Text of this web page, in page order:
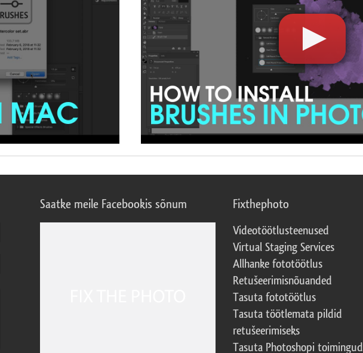
Saatke meile Facebookis sõnum Fixthephoto
Videotöötlusteenused
Virtual Staging Services
Allhanke fototöötlus
Retušeerimisnõuanded
Tasuta fototöötlus
Tasuta töötlemata pildid
retušeerimiseks
Tasuta Photoshopi toimingud